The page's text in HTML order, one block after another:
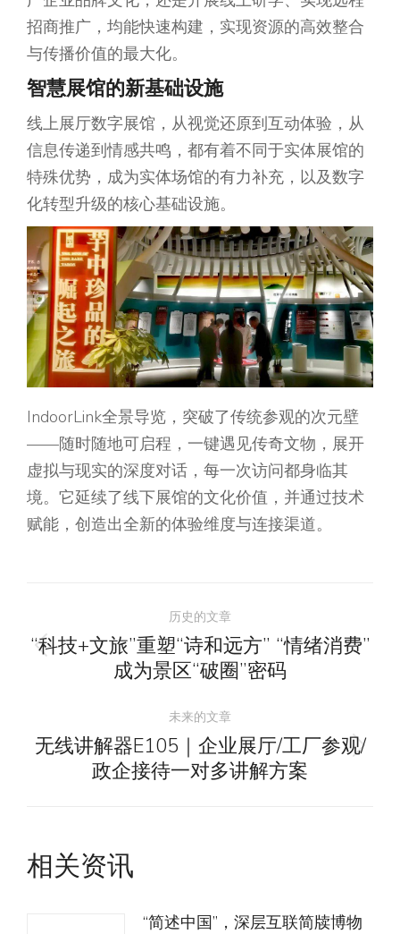
招商推广，均能快速构建，实现资源的高效整合
与传播价值的最大化。
智慧展馆的新基础设施
线上展厅数字展馆，从视觉还原到互动体验，从
信息传递到情感共鸣，都有着不同于实体展馆的
特殊优势，成为实体场馆的有力补充，以及数字
化转型升级的核心基础设施。
IndoorLink全景导览，突破了传统参观的次元壁
——随时随地可启程，一键遇见传奇文物，展开
虚拟与现实的深度对话，每一次访问都身临其
境。它延续了线下展馆的文化价值，并通过技术
赋能，创造出全新的体验维度与连接渠道。
章
航
历史的文章
历
史
的
文
章：
“科技+文旅”重塑“诗和远方” “情绪消费”
成为景区“破圈”密码
未来的文章
未
来
无线讲解器E105｜企业展厅/工厂参观/
政企接待一对多讲解方案
相关资讯
“简述中国”，深层互联简牍博物